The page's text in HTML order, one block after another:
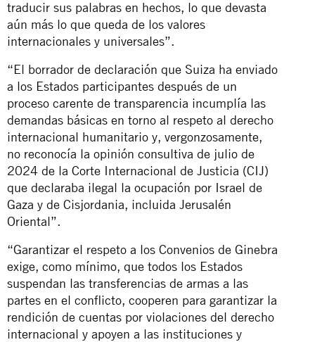
traducir sus palabras en hechos, lo que devasta
aún más lo que queda de los valores
internacionales y universales”.
“El borrador de declaración que Suiza ha enviado
a los Estados participantes después de un
proceso carente de transparencia incumplía las
demandas básicas en torno al respeto al derecho
internacional humanitario y, vergonzosamente,
no reconocía la opinión consultiva de julio de
2024 de la Corte Internacional de Justicia (CIJ)
que declaraba ilegal la ocupación por Israel de
Gaza y de Cisjordania, incluida Jerusalén
Oriental”.
“Garantizar el respeto a los Convenios de Ginebra
exige, como mínimo, que todos los Estados
suspendan las transferencias de armas a las
partes en el conflicto, cooperen para garantizar la
rendición de cuentas por violaciones del derecho
internacional y apoyen a las instituciones y